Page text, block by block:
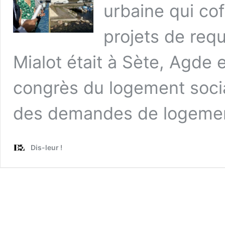
urbaine qui
projets de
Mialot était à Sète, Agde
congrès du logement
des demandes de
Dis-leur !